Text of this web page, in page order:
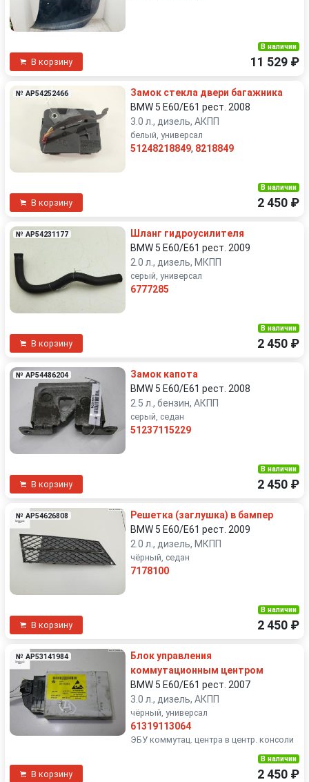
В корзину
В наличии
11 529 ₽
№ AP54252466
Замок стекла двери багажника
BMW 5 E60/E61 рест. 2008
3.0 л., дизель, АКПП
белый, универсал
51248218849, 8218849
В корзину
В наличии
2 450 ₽
№ AP54231177
Шланг гидроусилителя
BMW 5 E60/E61 рест. 2009
2.0 л., дизель, МКПП
серый, универсал
6777285
В корзину
В наличии
2 450 ₽
№ AP54486204
Замок капота
BMW 5 E60/E61 рест. 2008
2.5 л., бензин, АКПП
серый, седан
51237115229
В корзину
В наличии
2 450 ₽
№ AP54626808
Решетка (заглушка) в бампер
BMW 5 E60/E61 рест. 2009
2.0 л., дизель, МКПП
чёрный, седан
7178100
В корзину
В наличии
2 450 ₽
№ AP53141984
Блок управления
коммутационным центром
BMW 5 E60/E61 рест. 2007
3.0 л., дизель, АКПП
чёрный, универсал
61319113064
ЭБУ коммутац. центра в центр. консоли
В корзину
В наличии
2 450 ₽